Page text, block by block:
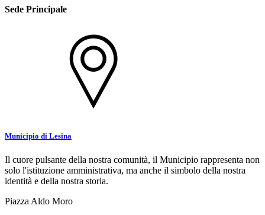
Sede Principale
Municipio di Lesina
Il cuore pulsante della nostra comunità, il Municipio rappresenta non
solo l'istituzione amministrativa, ma anche il simbolo della nostra
identità e della nostra storia.
Piazza Aldo Moro